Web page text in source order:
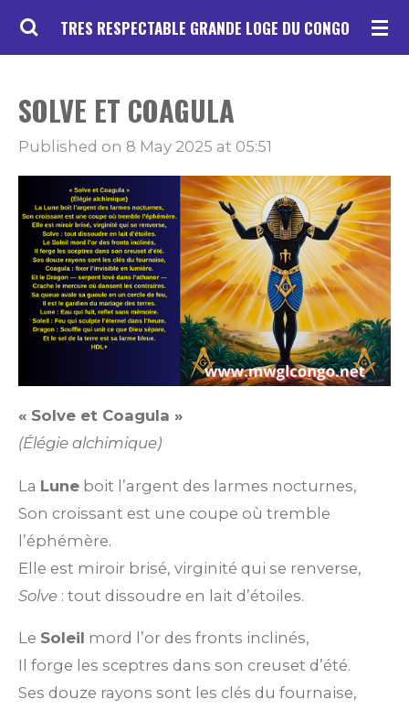
Skip
content
TRES RESPECTABLE GRANDE LOGE DU CONGO
SOLVE ET COAGULA
Published on 8 May 2025 at 05:51
« Solve et Coagula »
(Élégie alchimique)
La Lune boit l’argent des larmes nocturnes,
Son croissant est une coupe où tremble
l’éphémère.
Elle est miroir brisé, virginité qui se renverse,
Solve : tout dissoudre en lait d’étoiles.
Le Soleil mord l’or des fronts inclinés,
Il forge les sceptres dans son creuset d’été.
Ses douze rayons sont les clés du fournaise,